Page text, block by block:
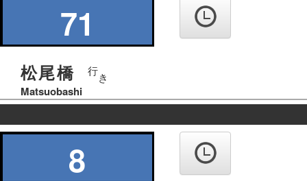
71
松尾橋 行き
Matsuobashi
の
8